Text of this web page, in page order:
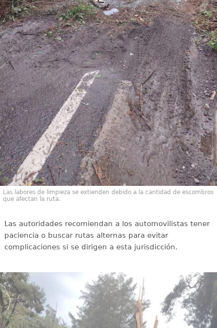
Las labores de limpieza se extienden debido a la cantidad de escombros
que afectan la ruta.
Las autoridades recomiendan a los automovilistas tener
paciencia o buscar rutas alternas para evitar
complicaciones si se dirigen a esta jurisdicción.